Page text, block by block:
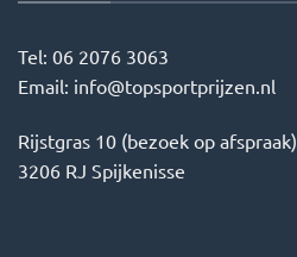
Tel: 06 2076 3063
Email: info@topsportprijzen.nl
Rijstgras 10 (bezoek op afspraak)
3206 RJ Spijkenisse